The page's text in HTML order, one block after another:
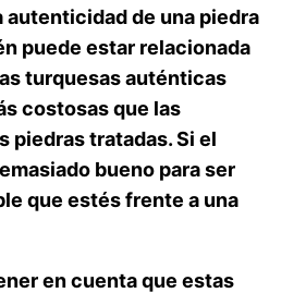
autenticidad de una piedra
puede estar relacionada
turquesas auténticas
costosas que las
piedras tratadas. Si el
bueno para ser
que estés frente a una
en cuenta que estas